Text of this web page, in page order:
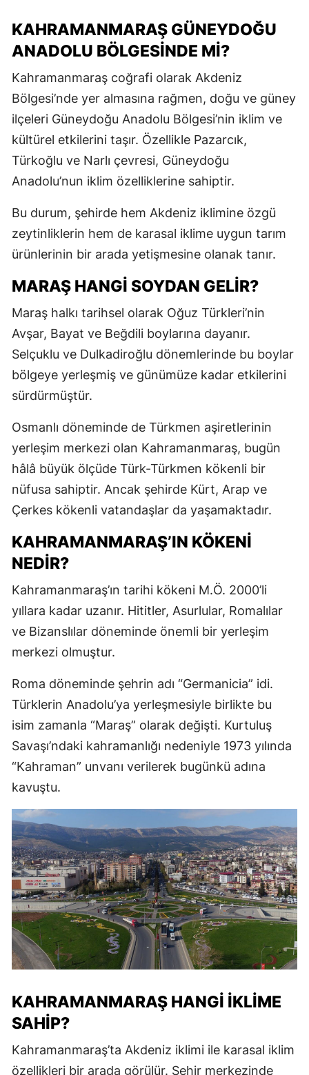
KAHRAMANMARAŞ GÜNEYDOĞU
ANADOLU BÖLGESİNDE Mİ?
Kahramanmaraş coğrafi olarak Akdeniz
Bölgesi’nde yer almasına rağmen, doğu ve güney
ilçeleri Güneydoğu Anadolu Bölgesi’nin iklim ve
kültürel etkilerini taşır. Özellikle Pazarcık,
Türkoğlu ve Narlı çevresi, Güneydoğu
Anadolu’nun iklim özelliklerine sahiptir.
Bu durum, şehirde hem Akdeniz iklimine özgü
zeytinliklerin hem de karasal iklime uygun tarım
ürünlerinin bir arada yetişmesine olanak tanır.
MARAŞ HANGİ SOYDAN GELİR?
Maraş halkı tarihsel olarak Oğuz Türkleri’nin
Avşar, Bayat ve Beğdili boylarına dayanır.
Selçuklu ve Dulkadiroğlu dönemlerinde bu boylar
bölgeye yerleşmiş ve günümüze kadar etkilerini
sürdürmüştür.
Osmanlı döneminde de Türkmen aşiretlerinin
yerleşim merkezi olan Kahramanmaraş, bugün
hâlâ büyük ölçüde Türk-Türkmen kökenli bir
nüfusa sahiptir. Ancak şehirde Kürt, Arap ve
Çerkes kökenli vatandaşlar da yaşamaktadır.
KAHRAMANMARAŞ’IN KÖKENİ
NEDİR?
Kahramanmaraş’ın tarihi kökeni M.Ö. 2000’li
yıllara kadar uzanır. Hititler, Asurlular, Romalılar
ve Bizanslılar döneminde önemli bir yerleşim
merkezi olmuştur.
Roma döneminde şehrin adı “Germanicia” idi.
Türklerin Anadolu’ya yerleşmesiyle birlikte bu
isim zamanla “Maraş” olarak değişti. Kurtuluş
Savaşı’ndaki kahramanlığı nedeniyle 1973 yılında
“Kahraman” unvanı verilerek bugünkü adına
kavuştu.
KAHRAMANMARAŞ HANGİ İKLİME
SAHİP?
Kahramanmaraş’ta Akdeniz iklimi ile karasal iklim
özellikleri bir arada görülür. Şehir merkezinde